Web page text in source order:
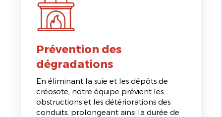
Prévention des
dégradations
En éliminant la suie et les dépôts de
créosote, notre équipe prévient les
obstructions et les détériorations des
conduits, prolongeant ainsi la durée de